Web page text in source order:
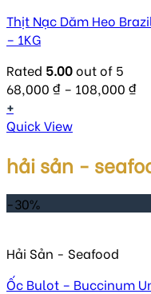
Thịt Nạc Dăm Heo
– 1KG
Rated 5.00out of 5
68,000 ₫ – 108,000 ₫
+
Quick View
hải sản -
-30%
Hải Sản - Seafood
Ốc Bulot – Buccinum